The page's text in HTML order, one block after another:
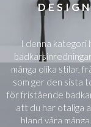
I denna kategori
många olika stilar,
som ger den sista
för fristående
att du har otaliga
bland våra